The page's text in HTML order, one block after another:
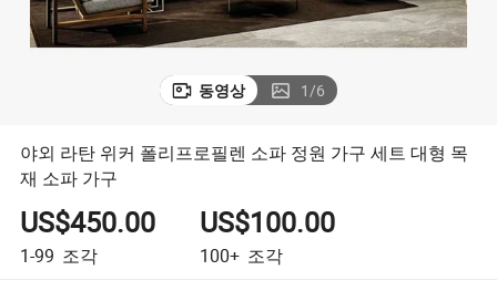
동영상 1/6
야외 라탄 위커 폴리프로필렌 소파 정원 가구 세트 대형 목
재 소파 가구
US$450.00
1-99 조각
US$100.00
100+ 조각